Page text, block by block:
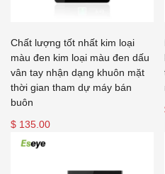
Chất lượng tốt nhất kim loại
màu đen kim loại màu đen dấu
vân tay nhận dạng khuôn mặt
thời gian tham dự máy bán
buôn
$ 135.00